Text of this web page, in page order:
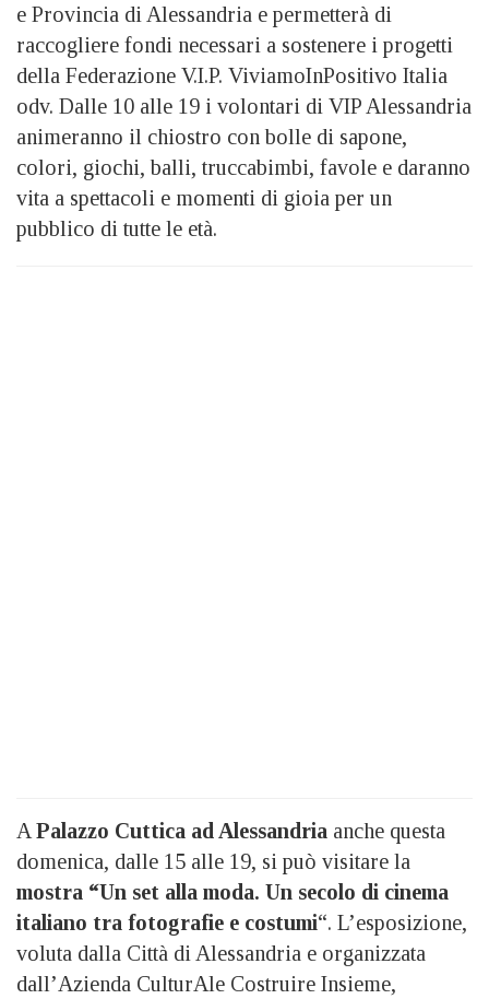
e Provincia di Alessandria e permetterà di
raccogliere fondi necessari a sostenere i progetti
della Federazione V.I.P. ViviamoInPositivo Italia
odv. Dalle 10 alle 19 i volontari di VIP Alessandria
animeranno il chiostro con bolle di sapone,
colori, giochi, balli, truccabimbi, favole e daranno
vita a spettacoli e momenti di gioia per un
pubblico di tutte le età.
A Palazzo Cuttica ad Alessandria anche questa
domenica, dalle 15 alle 19, si può visitare la
mostra “Un set alla moda. Un secolo di cinema
italiano tra fotografie e costumi“. L’esposizione,
voluta dalla Città di Alessandria e organizzata
dall’Azienda CulturAle Costruire Insieme,